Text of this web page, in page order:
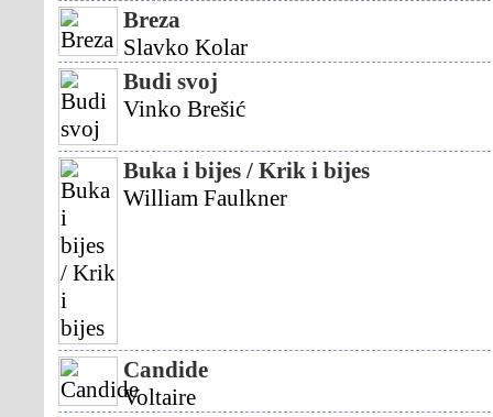
Breza
Slavko Kolar
Budi svoj
Vinko Brešić
Buka i bijes / Krik i bijes
William Faulkner
Candide
Voltaire